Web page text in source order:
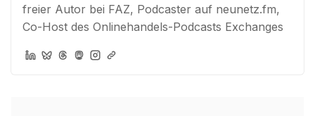
freier Autor bei FAZ, Podcaster auf neunetz.fm,
Co-Host des Onlinehandels-Podcasts Exchanges